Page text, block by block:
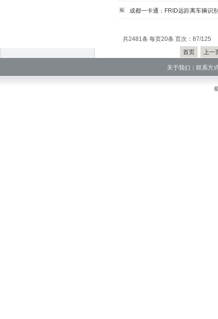
成都一卡通：FRID远距离车辆识
共2481条 每页20条 页次：87/125
首页
上一
关于我们 | 联系方